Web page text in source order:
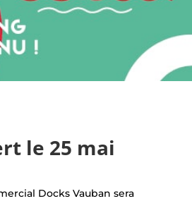
le 25 mai
Docks Vauban sera